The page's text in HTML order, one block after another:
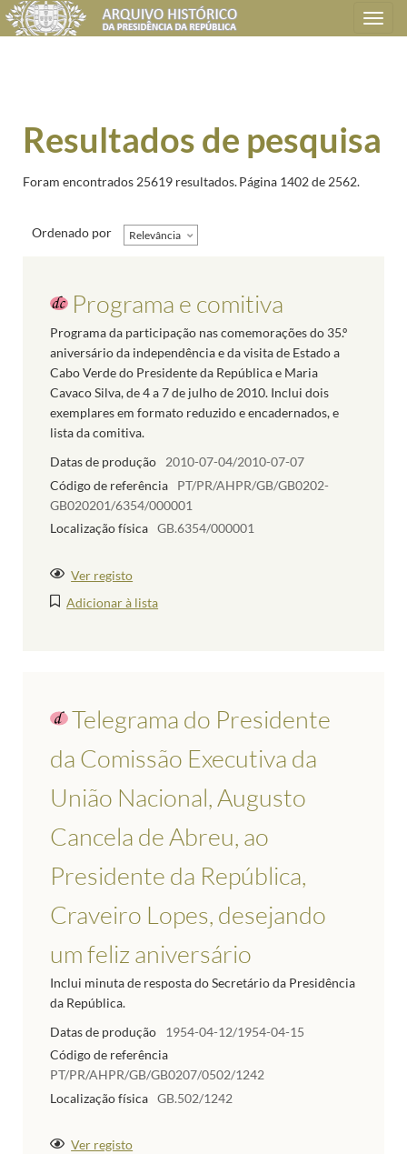
Toggle
navigation
Resultados de pesquisa
Foram encontrados 25619 resultados.Página 1402 de 2562.
Ordenado por Relevância
Programa e comitiva
Programa da participação nas comemorações do 35.º
aniversário da independência e da visita de Estado a
Cabo Verde do Presidente da República e Maria
Cavaco Silva, de 4 a 7 de julho de 2010. Inclui dois
exemplares em formato reduzido e encadernados, e
lista da comitiva.
Datas de produção
2010-07-04/2010-07-07
Código de referência
PT/PR/AHPR/GB/GB0202-
GB020201/6354/000001
Localização física GB.6354/000001
Ver registo
Adicionar à lista
Telegrama do Presidente
da Comissão Executiva da
União Nacional, Augusto
Cancela de Abreu, ao
Presidente da República,
Craveiro Lopes, desejando
um feliz aniversário
Inclui minuta de resposta do Secretário da Presidência
da República.
Datas de produção
1954-04-12/1954-04-15
Código de referência
PT/PR/AHPR/GB/GB0207/0502/1242
Localização física GB.502/1242
Ver registo